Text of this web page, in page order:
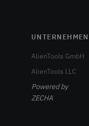
UNTERNEHMEN
AlienTools GmbH
AlienTools LLC
Powered by
ZECHA